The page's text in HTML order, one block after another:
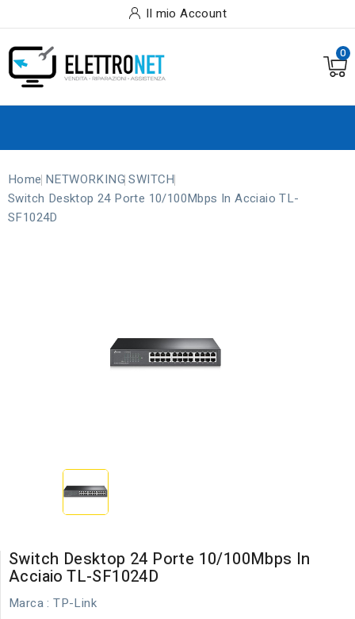
Il mio Account
0
Home NETWORKING SWITCH
Switch Desktop 24 Porte 10/100Mbps In Acciaio TL-
SF1024D
Switch Desktop 24 Porte 10/100Mbps In
Acciaio TL-SF1024D
Marca : TP-Link